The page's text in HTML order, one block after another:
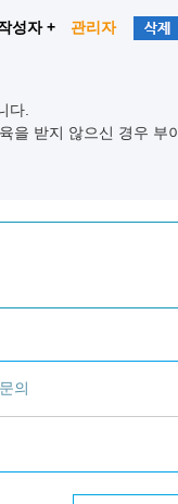
성자 + 관리자
다.
을 받지 않으신 경우 부
의